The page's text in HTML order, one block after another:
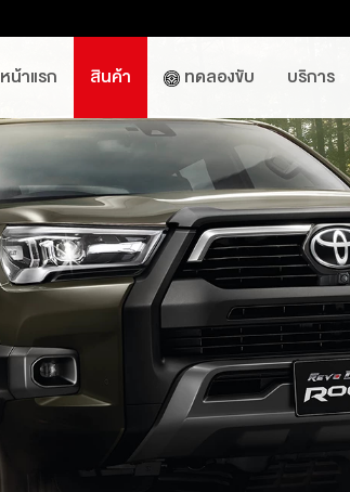
หน้าแรก สินค้า ทดลองขับ บริการ